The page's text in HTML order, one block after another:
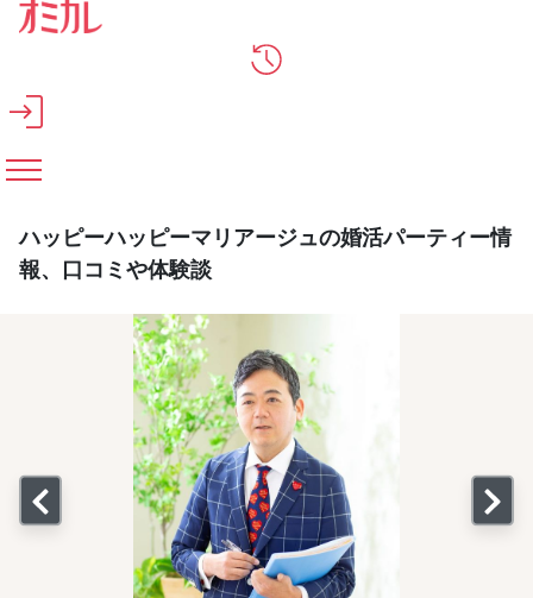
メインコンテンツへスキップ
ハッピーハッピーマリアージュの婚活パーティー情
報、口コミや体験談